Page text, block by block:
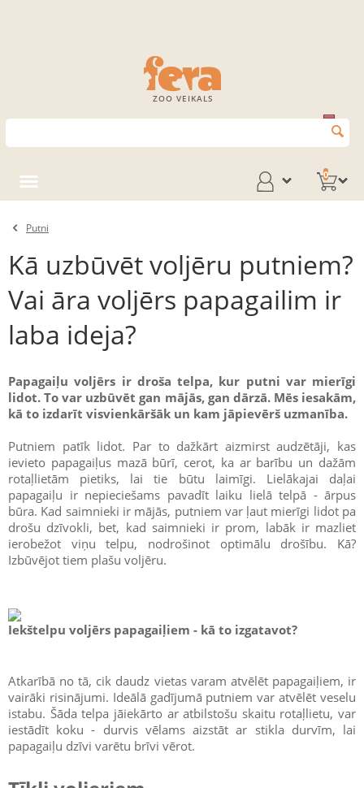
ZOO VEIKALS
0
Putni
Kā uzbūvēt voljēru putniem?
Vai āra voljērs papagailim ir
laba ideja?
Papagaiļu voljērs ir droša telpa, kur putni var mierīgi
lidot. To var uzbūvēt gan mājās, gan dārzā. Mēs iesakām,
kā to izdarīt visvienkāršāk un kam jāpievērš uzmanība.
Putniem patīk lidot. Par to dažkārt aizmirst audzētāji, kas
ievieto papagaiļus mazā būrī, cerot, ka ar barību un dažām
rotaļlietām pietiks, lai tie būtu laimīgi. Lielākajai daļai
papagaiļu ir nepieciešams pavadīt laiku lielā telpā - ārpus
būra. Kad saimnieki ir mājās, putniem var ļaut mierīgi lidot pa
drošu dzīvokli, bet, kad saimnieki ir prom, labāk ir mazliet
ierobežot viņu telpu, nodrošinot optimālu drošību. Kā?
Izbūvējot tiem plašu voljēru.
Iekštelpu voljērs papagaiļiem - kā to izgatavot?
Atkarībā no tā, cik daudz vietas varam atvēlēt papagaiļiem, ir
vairāki risinājumi. Ideālā gadījumā putniem var atvēlēt veselu
istabu. Šāda telpa jāiekārto ar atbilstošu skaitu rotaļlietu, var
iestādīt koku - durvis vēlams aizstāt ar stikla durvīm, lai
papagaiļu dzīvi varētu brīvi vērot.